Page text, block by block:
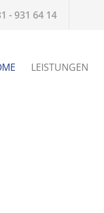
- 931 64 14
LEISTUNGEN